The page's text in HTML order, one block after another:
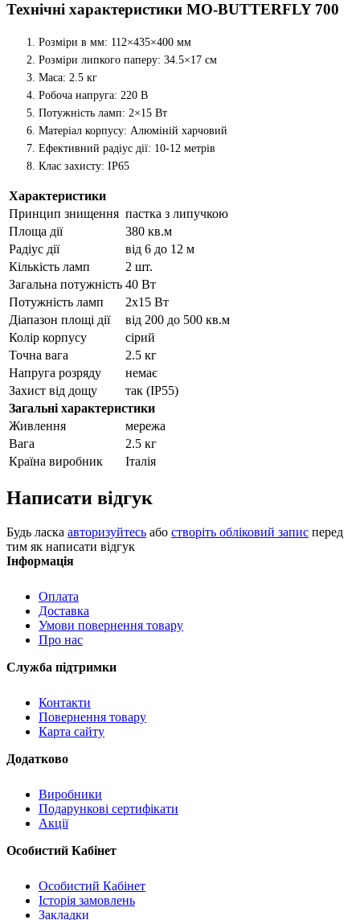
Технічні характеристики MO-BUTTERFLY 700
Розміри в мм: 112×435×400 мм
Розміри липкого паперу: 34.5×17 см
Маса: 2.5 кг
Робоча напруга: 220 В
Потужність ламп: 2×15 Вт
Матеріал корпусу: Алюміній харчовий
Ефективний радіус дії: 10-12 метрів
Клас захисту: IP65
Характеристики
Принцип знищення пастка з липучкою
Площа дії
380 кв.м
Радіус дії
від 6 до 12 м
Кількість ламп
2 шт.
Загальна потужність 40 Вт
Потужність ламп
2х15 Вт
Діапазон площі дії
від 200 до 500 кв.м
Колір корпусу
сірий
Точна вага
2.5 кг
Напруга розряду
немає
Захист від дощу
так (IP55)
Загальні характеристики
Живлення
мережа
Вага
2.5 кг
Країна виробник
Італія
Написати відгук
Будь ласка авторизуйтесь або створіть обліковий запис перед
тим як написати відгук
Інформація
Оплата
Доставка
Умови повернення товару
Про нас
Служба підтримки
Контакти
Повернення товару
Карта сайту
Додатково
Виробники
Подарункові сертифікати
Акції
Особистий Кабінет
Особистий Кабінет
Історія замовлень
Закладки